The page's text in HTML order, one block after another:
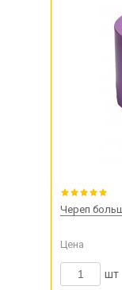
Череп
Цена
шт